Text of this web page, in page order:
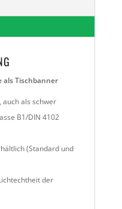
als Tischbanner
als schwer
B1/DIN 4102
(Standard und
der